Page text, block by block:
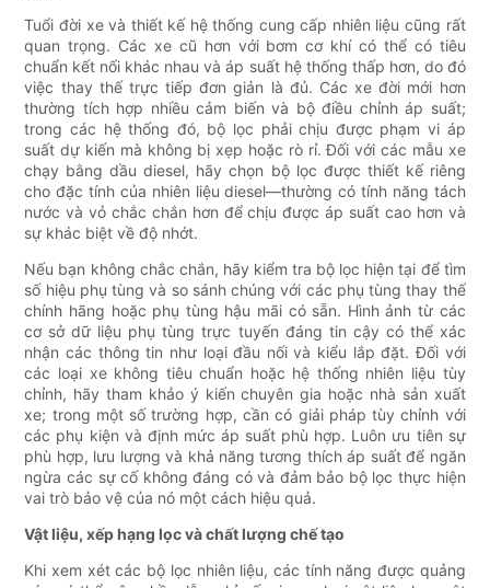
Tuổi đời xe và thiết kế hệ thống cung cấp nhiên liệu cũng rất
quan trọng. Các xe cũ hơn với bơm cơ khí có thể có tiêu
chuẩn kết nối khác nhau và áp suất hệ thống thấp hơn, do đó
việc thay thế trực tiếp đơn giản là đủ. Các xe đời mới hơn
thường tích hợp nhiều cảm biến và bộ điều chỉnh áp suất;
trong các hệ thống đó, bộ lọc phải chịu được phạm vi áp
suất dự kiến ​​mà không bị xẹp hoặc rò rỉ. Đối với các mẫu xe
chạy bằng dầu diesel, hãy chọn bộ lọc được thiết kế riêng
cho đặc tính của nhiên liệu diesel—thường có tính năng tách
nước và vỏ chắc chắn hơn để chịu được áp suất cao hơn và
sự khác biệt về độ nhớt.
Nếu bạn không chắc chắn, hãy kiểm tra bộ lọc hiện tại để tìm
số hiệu phụ tùng và so sánh chúng với các phụ tùng thay thế
chính hãng hoặc phụ tùng hậu mãi có sẵn. Hình ảnh từ các
cơ sở dữ liệu phụ tùng trực tuyến đáng tin cậy có thể xác
nhận các thông tin như loại đầu nối và kiểu lắp đặt. Đối với
các loại xe không tiêu chuẩn hoặc hệ thống nhiên liệu tùy
chỉnh, hãy tham khảo ý kiến ​​chuyên gia hoặc nhà sản xuất
xe; trong một số trường hợp, cần có giải pháp tùy chỉnh với
các phụ kiện và định mức áp suất phù hợp. Luôn ưu tiên sự
phù hợp, lưu lượng và khả năng tương thích áp suất để ngăn
ngừa các sự cố không đáng có và đảm bảo bộ lọc thực hiện
vai trò bảo vệ của nó một cách hiệu quả.
Vật liệu, xếp hạng lọc và chất lượng chế tạo
Khi xem xét các bộ lọc nhiên liệu, các tính năng được quảng